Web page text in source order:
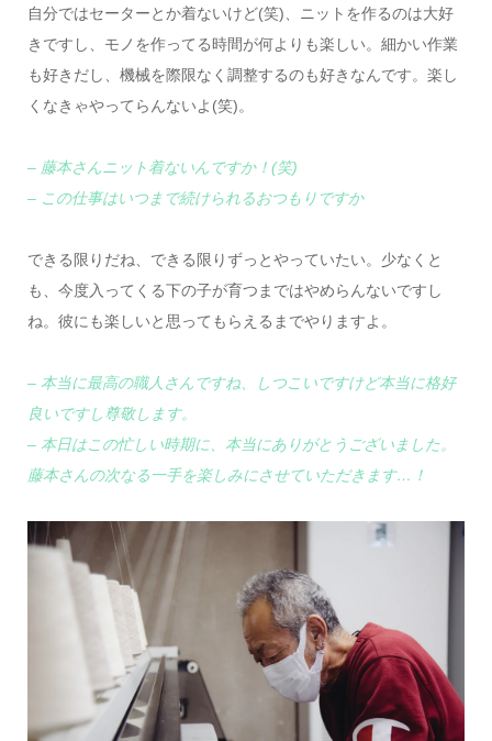
自分ではセーターとか着ないけど(笑)、ニットを作るのは大好
きですし、モノを作ってる時間が何よりも楽しい。細かい作業
も好きだし、機械を際限なく調整するのも好きなんです。楽し
くなきゃやってらんないよ(笑)。
– 藤本さんニット着ないんですか！(笑)
– この仕事はいつまで続けられるおつもりですか
できる限りだね、できる限りずっとやっていたい。少なくと
も、今度入ってくる下の子が育つまではやめらんないですし
ね。彼にも楽しいと思ってもらえるまでやりますよ。
– 本当に最高の職人さんですね、しつこいですけど本当に格好
良いですし尊敬します。
– 本日はこの忙しい時期に、本当にありがとうございました。
藤本さんの次なる一手を楽しみにさせていただきます…！